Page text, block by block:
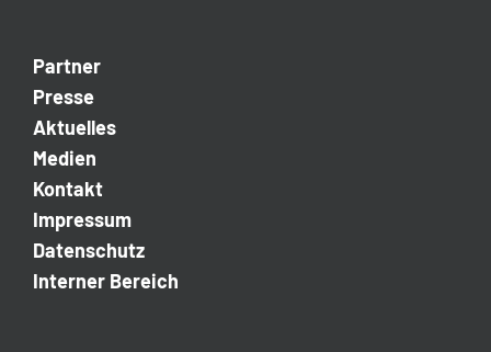
Partner
Presse
Aktuelles
Medien
Kontakt
Impressum
Datenschutz
Interner Bereich